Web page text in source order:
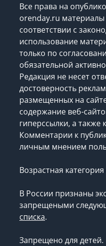
Все права на
orenday.ru
соответствии с
использование
только по
обязательной
Редакция не несет
достоверность
размещенных на
содержание веб-
гиперссылки, а также
Комментарии к
личным мнением
Возрастная
В России признаны
запрещеными
списка.
Запрещено для детей.